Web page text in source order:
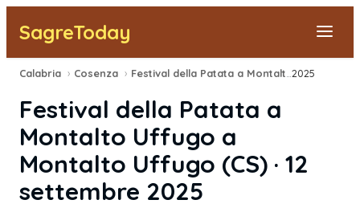
SagreToday
Segnala una sagra
Tutte le Sagre
Vicino a Me
Calabria › Cosenza › 2025
Festival della Patata a
Montalto Uffugo a
Montalto Uffugo (CS) · 12
settembre 2025